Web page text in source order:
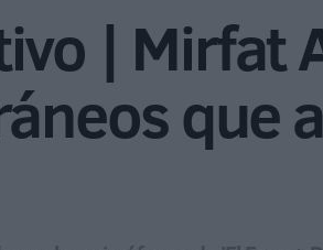
| Mirfat
que